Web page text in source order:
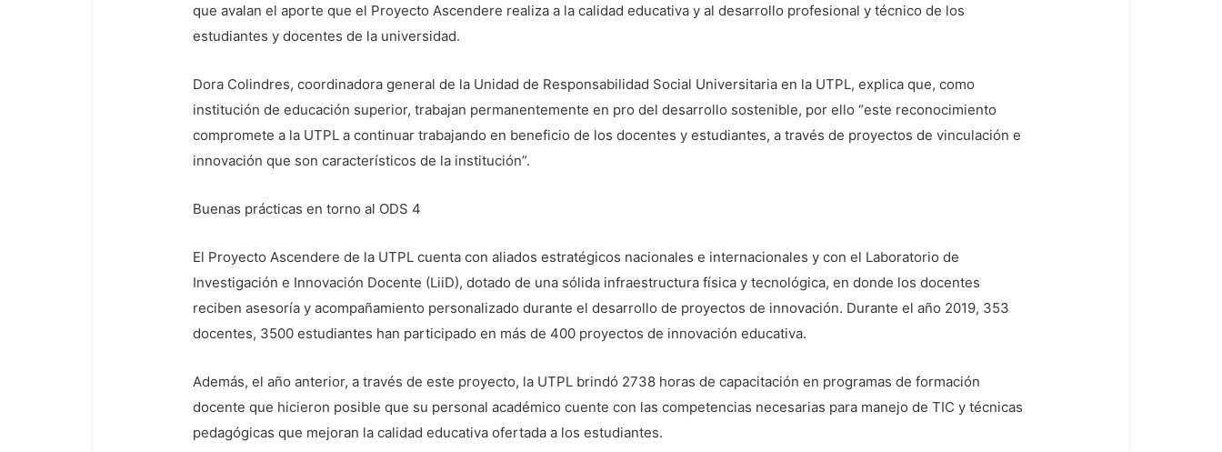
que avalan el aporte que el Proyecto Ascendere realiza a la calidad educativa y al desarrollo profesional y técnico de los
estudiantes y docentes de la universidad.
Dora Colindres, coordinadora general de la Unidad de Responsabilidad Social Universitaria en la UTPL, explica que, como
institución de educación superior, trabajan permanentemente en pro del desarrollo sostenible, por ello “este reconocimiento
compromete a la UTPL a continuar trabajando en beneficio de los docentes y estudiantes, a través de proyectos de vinculación e
innovación que son característicos de la institución”.
Buenas prácticas en torno al ODS 4
El Proyecto Ascendere de la UTPL cuenta con aliados estratégicos nacionales e internacionales y con el Laboratorio de
Investigación e Innovación Docente (LiiD), dotado de una sólida infraestructura física y tecnológica, en donde los docentes
reciben asesoría y acompañamiento personalizado durante el desarrollo de proyectos de innovación. Durante el año 2019, 353
docentes, 3500 estudiantes han participado en más de 400 proyectos de innovación educativa.
Además, el año anterior, a través de este proyecto, la UTPL brindó 2738 horas de capacitación en programas de formación
docente que hicieron posible que su personal académico cuente con las competencias necesarias para manejo de TIC y técnicas
pedagógicas que mejoran la calidad educativa ofertada a los estudiantes.